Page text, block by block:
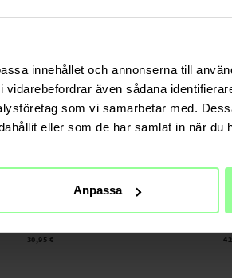
innehållet och annonserna till
även sådana
som vi samarbetar med.
eller som de har samlat in när du
Anpassa
SiGN -3-in-1 Faltbare Kabellose Ladestation
30,95 €